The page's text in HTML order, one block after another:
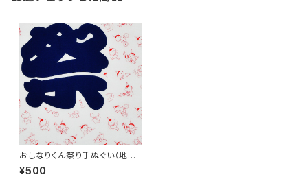
おしなりくん祭り手ぬぐい（地紋・
赤）
¥500